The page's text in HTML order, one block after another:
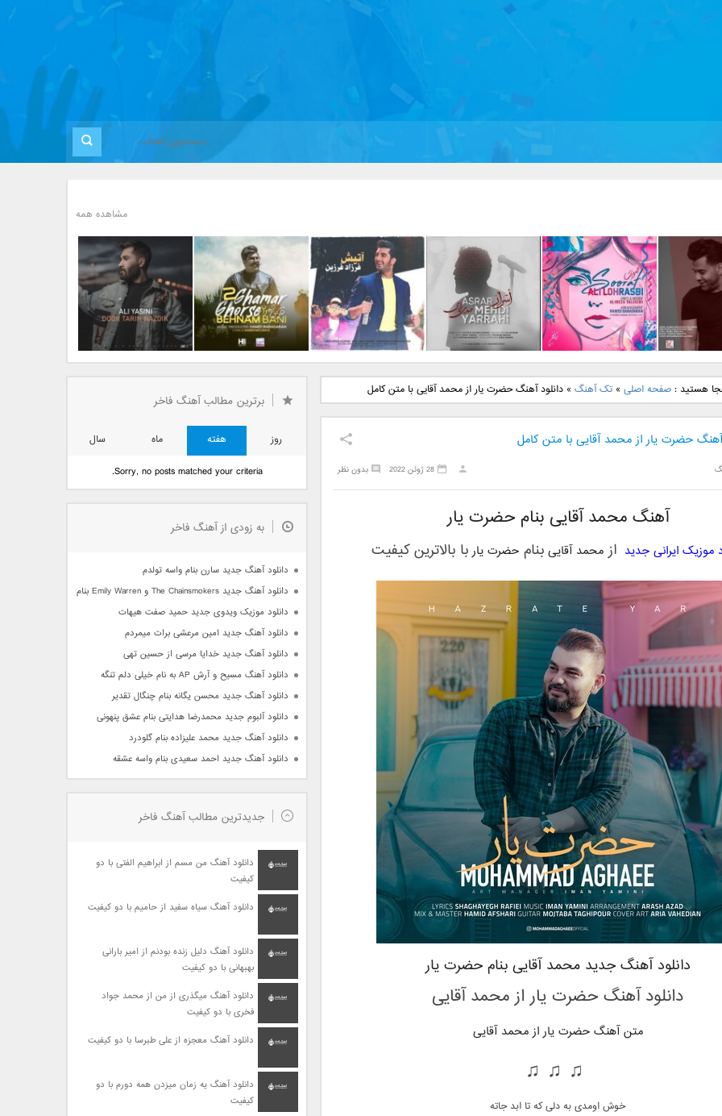
مشاهده همه
جدید رضا
نگار
دانلود آهنگ جدید علی
لهراسبی بنام صورت
دانلود آهنگ جدید مهدی
یراحی بنام اسرار
دانلود آهنگ جدید فرزاد
فرزین بنام آتیش
بانی بنام قرص قمر 2
یاسینی بنام دورترین نزدیک
هستید :صفحه اصلی »تک آهنگ »دانلود آهنگ حضرت یار از محمد آقایی با متن کامل
آهنگ حضرت یار از محمد آقایی با متن کامل
بدون نظر 28 ژوئن 2022
آهنگ محمد آقایی بنام حضرت یار
موزیک ایرانی جدید از محمد آقایی بنام حضرت یاربا بالاترین کیفیت
دانلود آهنگ جدید محمد آقایی بنام حضرت یار
دانلود آهنگ حضرت یار از محمد آقایی
متن آهنگ حضرت یار از محمد آقایی
♫ ♫ ♫
خوش اومدی به دلی که تا ابد جاته
برترین مطالب آهنگ فاخر
روز هفته ماه
سال
Sorry, no posts matched your criteria.
به زودی از آهنگ فاخر
دانلود آهنگ جدید سارن بنام واسه تولدم
دانلود آهنگ جدید The Chainsmokers و Emily Warren بنام Side Effects
دانلود موزیک ویدوی جدید حمید صفت هیهات
دانلود آهنگ جدید امین مرعشی برات میمردم
دانلود آهنگ جدید خدایا مرسی از حسین تهی
دانلود آهنگ مسیح و آرش AP به نام خیلی دلم تنگه
دانلود آهنگ جدید محسن یگانه بنام چنگال تقدیر
دانلود آلبوم جدید محمدرضا هدایتی بنام عشق پنهونی
دانلود آهنگ جدید محمد علیزاده بنام گلودرد
دانلود آهنگ جدید احمد سعیدی بنام واسه عشقه
جدیدترین مطالب آهنگ فاخر
دانلود آهنگ من مسم از ابراهیم الفتی با دو
کیفیت
دانلود آهنگ سیاه سفید از حامیم با دو کیفیت
دانلود آهنگ دلیل زنده بودنم از امیر بارانی
بهبهانی با دو کیفیت
دانلود آهنگ میگذری از من از محمد جواد
فخری با دو کیفیت
دانلود آهنگ معجزه از علی طبرسا با دو کیفیت
دانلود آهنگ یه زمان میزدن همه دورم با دو
کیفیت